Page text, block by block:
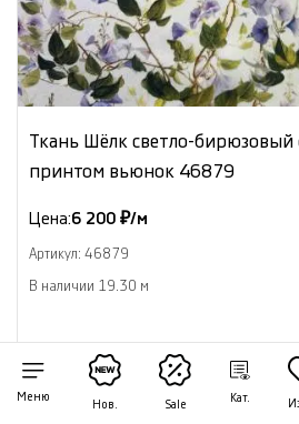
Меню
Нов. Sale
Кат.
Ткань Шёлк светло-бирюзовый
принтом вьюнок 46879
Цена:6 200 ₽/м
Артикул: 46879
В наличии 19.30 м